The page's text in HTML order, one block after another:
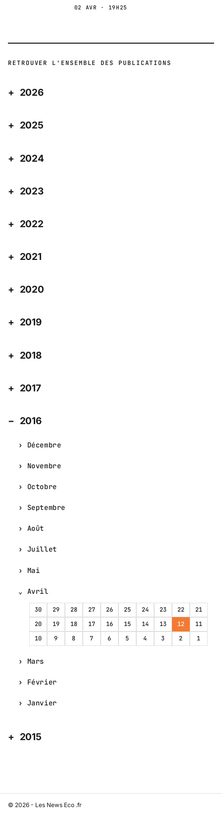
02 AVR · 19H25
RETROUVER L'ENSEMBLE DES PUBLICATIONS
2026
2025
2024
2023
2022
2021
2020
2019
2018
2017
2016
Décembre
Novembre
Octobre
Septembre
Août
Juillet
Mai
Avril
30 29 28 27 26 25 24 23 22
21
20
19 18 17 16 15 14 13 12
11
10
9 8 7 6 5 4 3 2 1
Mars
Février
Janvier
2015
© 2026 - Les News Eco .fr